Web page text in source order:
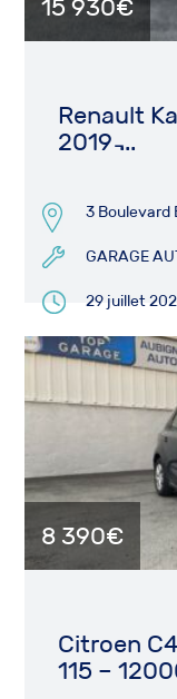
15 930€
Renault
2019 ̵...
3 Boulevard
GARAGE
29 juillet
8 390€
Citroen
115 –